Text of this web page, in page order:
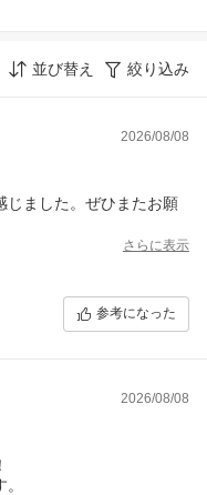
並び替え 絞り込み
2026/08/08
じました。ぜひまたお願
さらに表示
参考になった
2026/08/08